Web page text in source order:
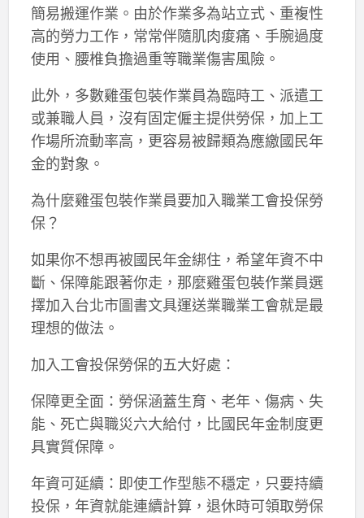
簡易搬運作業。由於作業多為站立式、重複性
高的勞力工作，常常伴隨肌肉痠痛、手腕過度
使用、腰椎負擔過重等職業傷害風險。
此外，多數雞蛋包裝作業員為臨時工、派遣工
或兼職人員，沒有固定僱主提供勞保，加上工
作場所流動率高，更容易被歸類為應繳國民年
金的對象。
為什麼雞蛋包裝作業員要加入職業工會投保勞
保？
如果你不想再被國民年金綁住，希望年資不中
斷、保障能跟著你走，那麼雞蛋包裝作業員選
擇加入台北市圖書文具運送業職業工會就是最
理想的做法。
加入工會投保勞保的五大好處：
保障更全面：勞保涵蓋生育、老年、傷病、失
能、死亡與職災六大給付，比國民年金制度更
具實質保障。
年資可延續：即使工作型態不穩定，只要持續
投保，年資就能連續計算，退休時可領取勞保